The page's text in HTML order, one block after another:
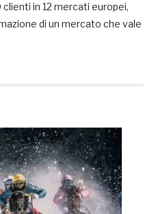
in 12 mercati europei,
di un mercato che vale